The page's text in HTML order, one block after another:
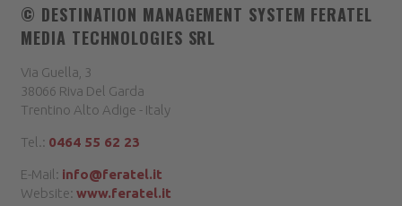
© DESTINATION MANAGEMENT SYSTEM FERATEL
MEDIA TECHNOLOGIES SRL
Via Guella, 3
38066 Riva Del Garda
Trentino Alto Adige - Italy
Tel.: 0464 55 62 23
E-Mail: info@feratel.it
Website:www.feratel.it